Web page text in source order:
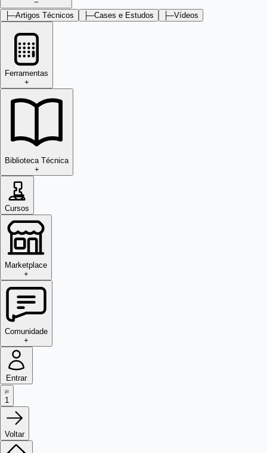
−
├─Artigos Técnicos ├─Cases e Estudos ├─Vídeos
Ferramentas
+
Biblioteca Técnica
+
Cursos
Marketplace
+
Comunidade
+
Entrar
1
Voltar